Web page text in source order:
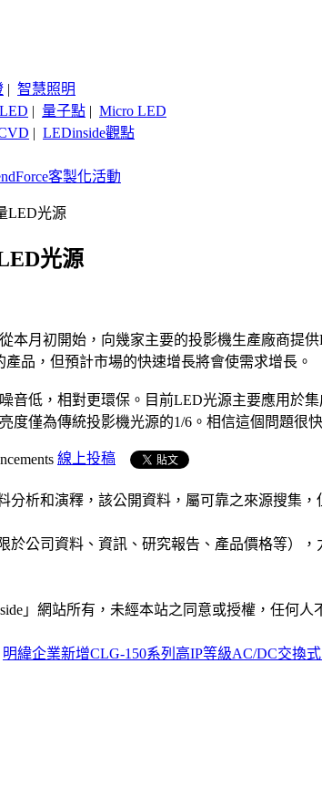
| 智慧照明
| 量子點 | Micro LED
| LEDinside觀點
客製化活動
LED光源
光源
本月初開始，向幾家主要的投影機生產廠商
品，但預計市場的快速增長將會使需求增長。
音低，相對更環保。目前LED光源主要應用於
度僅為傳統投影機光源的1/6。相信這個問題很
線上投稿
分析和演釋，該公開資料，屬可靠之來源搜集
於公司資料、資訊、研究報告、產品價格等）
」網站所有，未經本站之同意或授權，任
明緯企業新增CLG-150系列高IP等級AC/DC交換